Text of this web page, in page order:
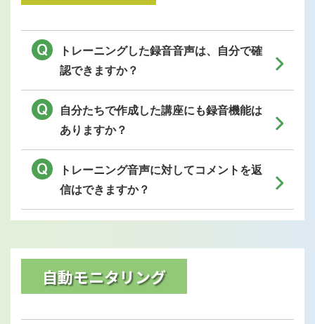
トレーニングした録音音声は、自分で確
認できますか？
自分たちで作成した講座にも録音機能は
ありますか？
トレーニング音声に対してコメントを返
信はできますか？
自動モニタリング